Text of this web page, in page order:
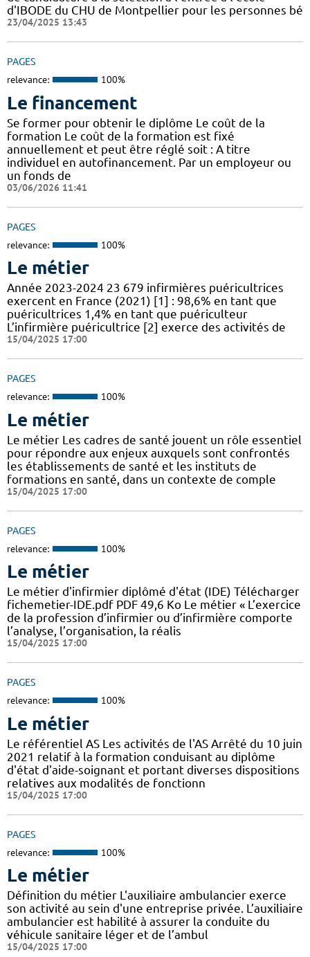
d'IBODE du CHU de Montpellier pour les personnes bé
23/04/2025 13:43
PAGES
relevance: 100%
Le financement
Se former pour obtenir le diplôme Le coût de la
formation Le coût de la formation est fixé
annuellement et peut être réglé soit : A titre
individuel en autofinancement. Par un employeur ou
un fonds de
03/06/2026 11:41
PAGES
relevance: 100%
Le métier
Année 2023-2024 23 679 infirmières puéricultrices
exercent en France (2021) [1] : 98,6% en tant que
puéricultrices 1,4% en tant que puériculteur
L’infirmière puéricultrice [2] exerce des activités de
15/04/2025 17:00
PAGES
relevance: 100%
Le métier
Le métier Les cadres de santé jouent un rôle essentiel
pour répondre aux enjeux auxquels sont confrontés
les établissements de santé et les instituts de
formations en santé, dans un contexte de comple
15/04/2025 17:00
PAGES
relevance: 100%
Le métier
Le métier d'infirmier diplômé d'état (IDE) Télécharger
fichemetier-IDE.pdf PDF 49,6 Ko Le métier « L’exercice
de la profession d’infirmier ou d’infirmière comporte
l’analyse, l’organisation, la réalis
15/04/2025 17:00
PAGES
relevance: 100%
Le métier
Le référentiel AS Les activités de l'AS Arrêté du 10 juin
2021 relatif à la formation conduisant au diplôme
d'état d'aide-soignant et portant diverses dispositions
relatives aux modalités de fonctionn
15/04/2025 17:00
PAGES
relevance: 100%
Le métier
Définition du métier L'auxiliaire ambulancier exerce
son activité au sein d'une entreprise privée. L’auxiliaire
ambulancier est habilité à assurer la conduite du
véhicule sanitaire léger et de l’ambul
15/04/2025 17:00